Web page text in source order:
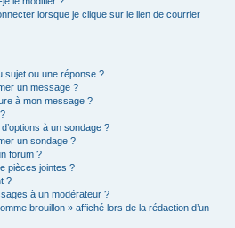
lorsque je clique sur le lien de courrier
sujet ou une réponse ?
un message ?
à mon message ?
à un sondage ?
un sondage ?
forum ?
pièces jointes ?
?
à un modérateur ?
brouillon » affiché lors de la rédaction d’un